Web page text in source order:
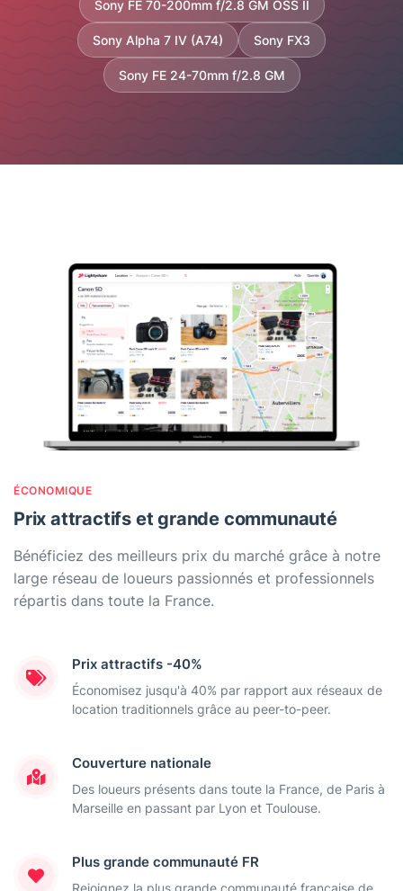
Sony FE 70-200mm f/2.8 GM OSS II
Sony Alpha 7 IV (A74) Sony FX3
Sony FE 24-70mm f/2.8 GM
ÉCONOMIQUE
Prix attractifs et grande communauté
Bénéficiez des meilleurs prix du marché grâce à notre
large réseau de loueurs passionnés et professionnels
répartis dans toute la France.
Prix attractifs -40%
Économisez jusqu'à 40% par rapport aux réseaux de
location traditionnels grâce au peer-to-peer.
Couverture nationale
Des loueurs présents dans toute la France, de Paris à
Marseille en passant par Lyon et Toulouse.
Plus grande communauté FR